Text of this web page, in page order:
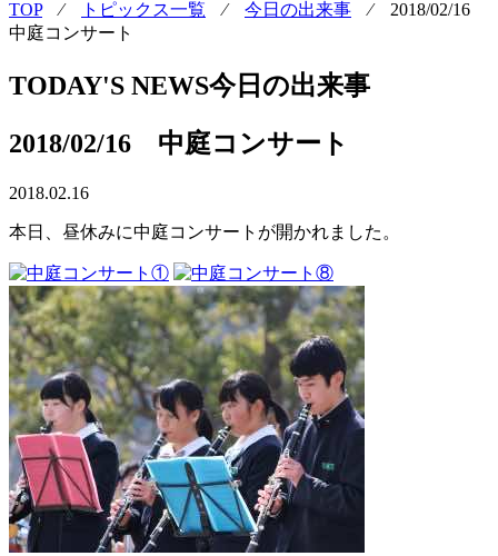
TOP⁄ トピックス一覧 ⁄ 今日の出来事 ⁄ 2018/02/16
中庭コンサート
TODAY'S NEWS今日の出来事
2018/02/16 中庭コンサート
2018.02.16
本日、昼休みに中庭コンサートが開かれました。